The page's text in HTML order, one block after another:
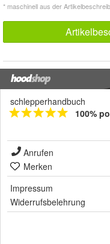
* maschinell aus der
schlepperhandbuch
100%
Anrufen
Merken
Impressum
Widerrufsbelehrung